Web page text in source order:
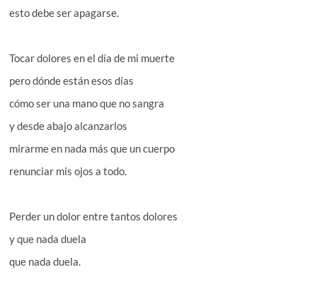
esto debe ser apagarse.
Tocar dolores en el día de mi muerte
pero dónde están esos días
cómo ser una mano que no sangra
y desde abajo alcanzarlos
mirarme en nada más que un cuerpo
renunciar mis ojos a todo.
Perder un dolor entre tantos dolores
y que nada duela
que nada duela.